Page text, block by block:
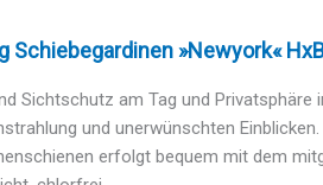
Schiebegardinen »Newyork«
Sichtschutz am Tag und Privatsphäre
und unerwünschten
erfolgt bequem mit dem